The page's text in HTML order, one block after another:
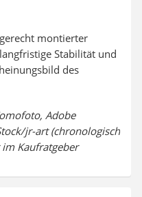
montierter
Stabilität und
des
Adobe
jr-art (chronologisch
Kaufratgeber